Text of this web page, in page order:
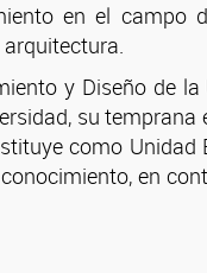
en el campo
y Diseño de
su
como Unidad
en